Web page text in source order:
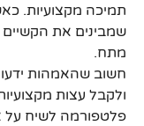
תמיכה מקצועיות.
שמבינים את הקשיים
מתח.
חשוב שהאמהות
ולקבל עצות
פלטפורמה לשיח על